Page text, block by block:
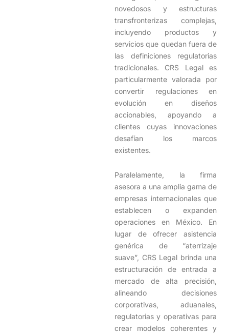
novedosos y estructuras
transfronterizas complejas,
incluyendo productos y
servicios que quedan fuera de
las definiciones regulatorias
tradicionales. CRS Legal es
particularmente valorada por
convertir regulaciones en
evolución en diseños
accionables, apoyando a
clientes cuyas innovaciones
desafían los marcos
existentes.
Paralelamente, la firma
asesora a una amplia gama de
empresas internacionales que
establecen o expanden
operaciones en México. En
lugar de ofrecer asistencia
genérica de “aterrizaje
suave”, CRS Legal brinda una
estructuración de entrada a
mercado de alta precisión,
alineando decisiones
corporativas, aduanales,
regulatorias y operativas para
crear modelos coherentes y